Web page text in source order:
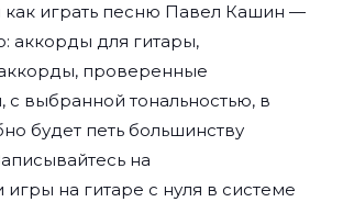
как играть песню Павел Кашин —
аккорды для гитары,
проверенные
с выбранной тональностью, в
будет петь большинству
на
игры на гитаре с нуля в системе